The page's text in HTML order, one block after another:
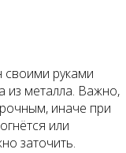
своими руками
из металла. Важно,
иначе при
или
заточить.